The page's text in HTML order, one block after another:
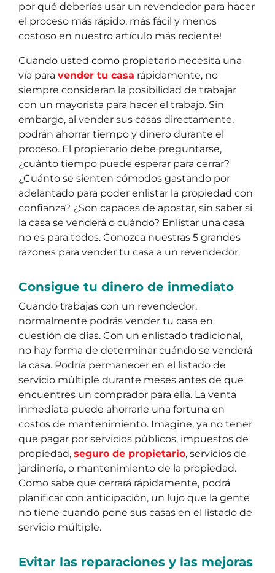
por qué deberías usar un revendedor para hacer
el proceso más rápido, más fácil y menos
costoso en nuestro artículo más reciente!
Cuando usted como propietario necesita una
vía para vender tu casa rápidamente, no
siempre consideran la posibilidad de trabajar
con un mayorista para hacer el trabajo. Sin
embargo, al vender sus casas directamente,
podrán ahorrar tiempo y dinero durante el
proceso. El propietario debe preguntarse,
¿cuánto tiempo puede esperar para cerrar?
¿Cuánto se sienten cómodos gastando por
adelantado para poder enlistar la propiedad con
confianza? ¿Son capaces de apostar, sin saber si
la casa se venderá o cuándo? Enlistar una casa
no es para todos. Conozca nuestras 5 grandes
razones para vender tu casa a un revendedor.
Consigue tu dinero de inmediato
Cuando trabajas con un revendedor,
normalmente podrás vender tu casa en
cuestión de días. Con un enlistado tradicional,
no hay forma de determinar cuándo se venderá
la casa. Podría permanecer en el listado de
servicio múltiple durante meses antes de que
encuentres un comprador para ella. La venta
inmediata puede ahorrarle una fortuna en
costos de mantenimiento. Imagine, ya no tener
que pagar por servicios públicos, impuestos de
propiedad, seguro de propietario, servicios de
jardinería, o mantenimiento de la propiedad.
Como sabe que cerrará rápidamente, podrá
planificar con anticipación, un lujo que la gente
no tiene cuando pone sus casas en el listado de
servicio múltiple.
Evitar las reparaciones y las mejoras